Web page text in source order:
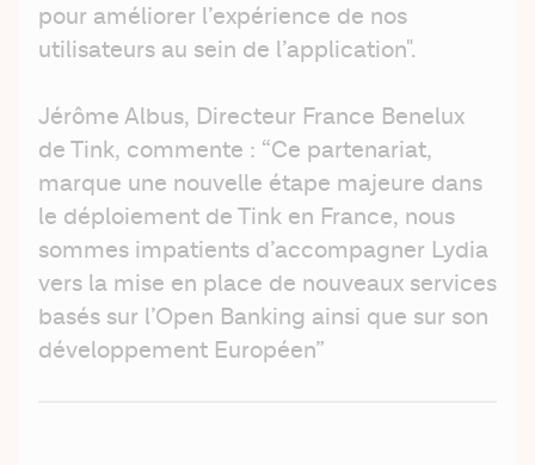
pour améliorer l’expérience de nos
utilisateurs au sein de l’application".
Jérôme Albus, Directeur France Benelux
de Tink, commente : “Ce partenariat,
marque une nouvelle étape majeure dans
le déploiement de Tink en France, nous
sommes impatients d’accompagner Lydia
vers la mise en place de nouveaux services
basés sur l’Open Banking ainsi que sur son
développement Européen”